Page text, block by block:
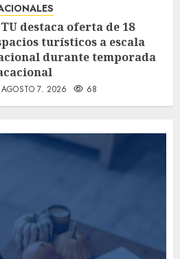
destaca oferta de 18
turísticos a escala
durante temporada
AGOSTO 7, 2026 68